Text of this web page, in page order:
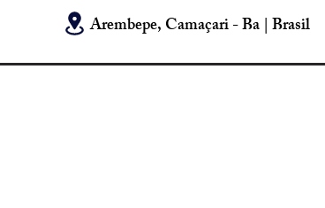
Arembepe, Camaçari - Ba | Brasil